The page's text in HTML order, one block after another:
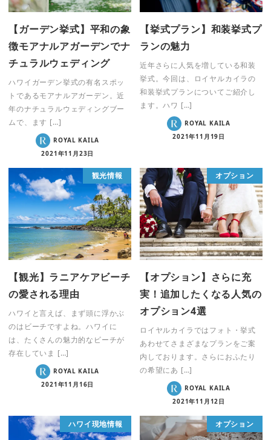
【ガーデン挙式】平和の象
徴モアナルアガーデンでナ
チュラルウェディング
ハワイガーデン挙式の有名スポッ
トであるモアナルアガーデン。近
年のナチュラルウェディングブー
ムで、ます […]
ROYAL KAILA
2021年11月23日
【挙式プラン】和装挙式プ
ランの魅力
近年さらに人気を増している和装
挙式。今回は、ロイヤルカイラの
和装挙式プランについてご紹介し
ます。ハワ […]
ROYAL KAILA
2021年11月19日
観光情報
【観光】ラニアケアビーチ
の愛される理由
ハワイと言えば、まず頭に浮かぶ
のはビーチですよね。ハワイに
は、たくさんの魅力的なビーチが
存在していま […]
ROYAL KAILA
2021年11月16日
オプション
【オプション】さらに充
実！追加したくなる人気の
オプション4選
ロイヤルカイラではフォト・挙式
あわせてさまざまなプランをご案
内しております。さらにおふたり
の希望にあ […]
ROYAL KAILA
2021年11月12日
ハワイ現地情報 オプション